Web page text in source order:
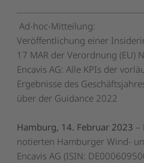
Ad-hoc-Mitteilung:
Veröffentlichung einer
17 MAR der Verordnung (EU)
Encavis AG: Alle KPIs der
Ergebnisse des
über der Guidance 2022
Hamburg, 14. Februar 2023 –
notierten Hamburger Wind-
Encavis AG (ISIN: